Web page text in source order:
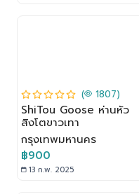
( 1807)
ShiTou Goose ห่านหัว
สิงโตขาวเทา
กรุงเทพมหานคร
฿900
13 ก.พ. 2025